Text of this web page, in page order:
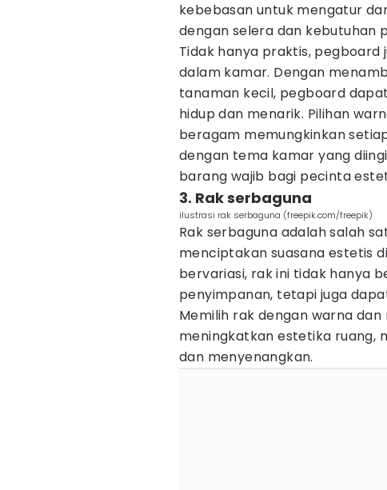
kebebasan untuk mengatur
dengan selera dan kebutuhan
Tidak hanya praktis, pegboard
dalam kamar. Dengan
tanaman kecil, pegboard
hidup dan menarik. Pilihan
beragam memungkinkan
dengan tema kamar yang
barang wajib bagi pecinta
3. Rak serbaguna
ilustrasi rak serbaguna (freepik.com/freepik)
Rak serbaguna adalah salah
menciptakan suasana estetis
bervariasi, rak ini tidak hanya
penyimpanan, tetapi juga
Memilih rak dengan warna
meningkatkan estetika ruang,
dan menyenangkan.